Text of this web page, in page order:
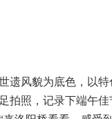
遗风貌为底色，以
拍照，记录下端午